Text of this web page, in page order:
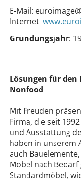
E-Mail:
Internet:
Gründungsjahr:
Lösungen für
Nonfood
Mit Freuden
Firma, die seit
und Ausstattung
haben in unserem
auch
Möbel nach
Standardmöbel,